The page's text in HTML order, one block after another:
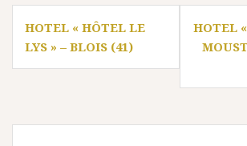
Navigation
de
l’article
HOTEL « HÔTEL LE
LYS » – BLOIS (41)
HOTEL